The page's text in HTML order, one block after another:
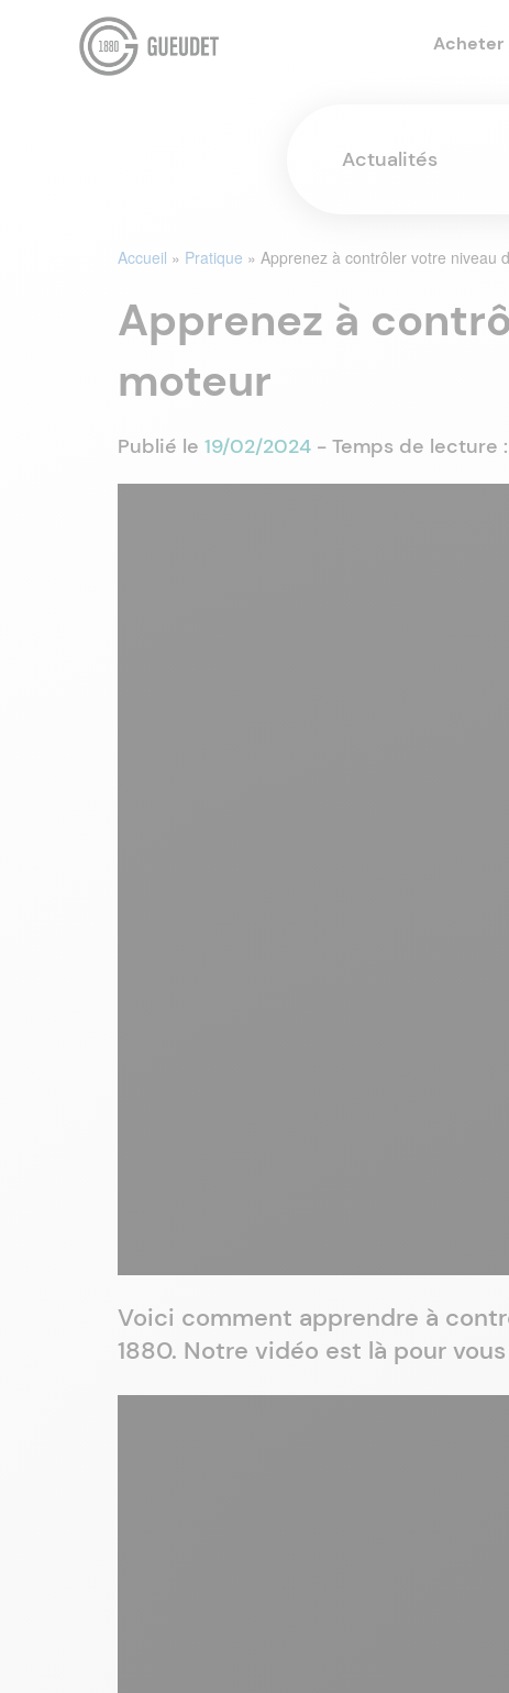
Acheter
Actualités
Accueil » Pratique » Apprenez à contrôler votre niveau
Apprenez à
moteur
Publié le 19/02/2024 - Temps de lecture :
Voici comment apprendre à
1880. Notre vidéo est là pour